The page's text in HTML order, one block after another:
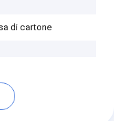
di cartone